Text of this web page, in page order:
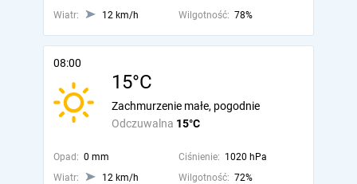
Wiatr: 12 km/h Wilgotność: 78%
08:00
15°C
Odczuwalna 15°C
Zachmurzenie małe, pogodnie
Opad: 0 mm Ciśnienie: 1020 hPa
Wiatr:
12 km/h Wilgotność: 72%